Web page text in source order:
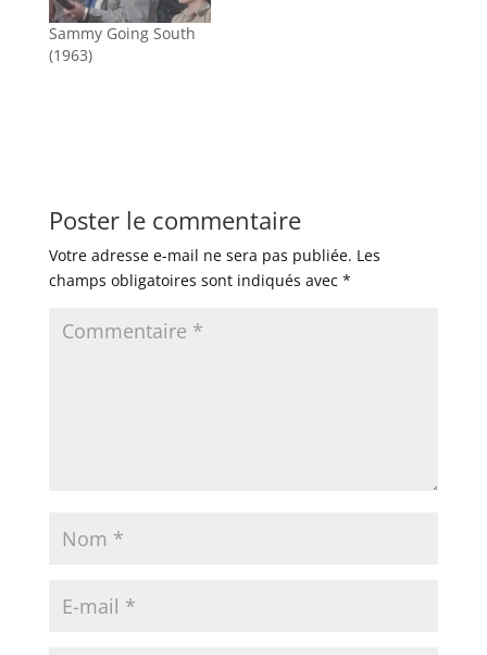
Sammy Going South
(1963)
Poster le commentaire
Votre adresse e-mail ne sera pas publiée. Les
champs obligatoires sont indiqués avec *